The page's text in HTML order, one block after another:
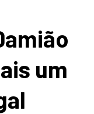
um